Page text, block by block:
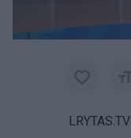
LRYTAS.TV